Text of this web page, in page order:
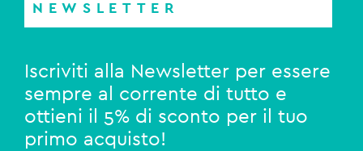
NEWSLETTER
Iscriviti alla Newsletter per essere
sempre al corrente di tutto e
ottieni il 5% di sconto per il tuo
primo acquisto!